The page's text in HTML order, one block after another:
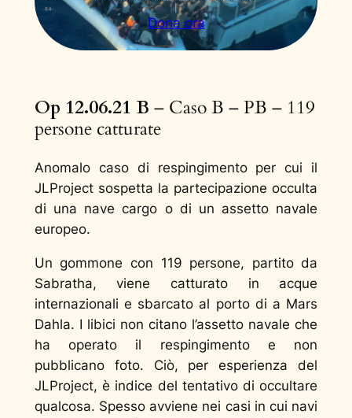
Dona ora
Op 12.06.21 B – Caso B – PB – 119
persone catturate
Anomalo caso di respingimento per cui il
JLProject sospetta la partecipazione occulta
di una nave cargo o di un assetto navale
europeo.
Un gommone con 119 persone, partito da
Sabratha, viene catturato in acque
internazionali e sbarcato al porto di a Mars
Dahla. I libici non citano l’assetto navale che
ha operato il respingimento e non
pubblicano foto. Ciò, per esperienza del
JLProject, è indice del tentativo di occultare
qualcosa. Spesso avviene nei casi in cui navi